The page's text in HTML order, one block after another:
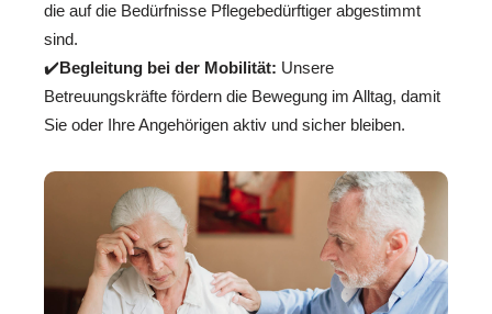
die auf die Bedürfnisse Pflegebedürftiger abgestimmt
sind.
✔️Begleitung bei der Mobilität: Unsere
Betreuungskräfte fördern die Bewegung im Alltag, damit
Sie oder Ihre Angehörigen aktiv und sicher bleiben.